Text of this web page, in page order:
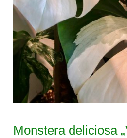
Monstera deliciosa